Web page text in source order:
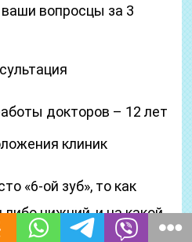
вопросцы за 3
докторов – 12 лет
клиник
«6-ой зуб», то как
либо нижний, и на какой